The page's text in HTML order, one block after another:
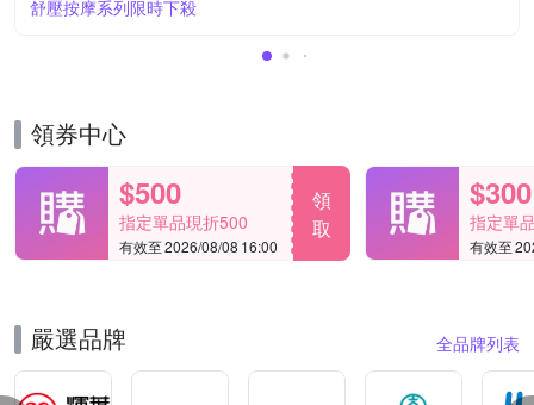
舒壓按摩系列限時下殺
領券中心
$500
指定單品現折500
有效至 2026/08/08 16:00
領
取
$300
指定單
有效至
嚴選品牌 全品牌列表